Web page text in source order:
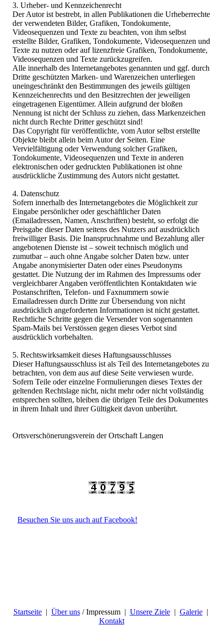
3. Urheber- und Kennzeichenrecht
Der Autor ist bestrebt, in allen Publikationen die Urheberrechte
der verwendeten Bilder, Grafiken, Tondokumente,
Videosequenzen und Texte zu beachten, von ihm selbst
erstellte Bilder, Grafiken, Tondokumente, Videosequenzen und
Texte zu nutzen oder auf lizenzfreie Grafiken, Tondokumente,
Videosequenzen und Texte zurückzugreifen.
Alle innerhalb des Internetangebotes genannten und ggf. durch
Dritte geschützten Marken- und Warenzeichen unterliegen
uneingeschränkt den Bestimmungen des jeweils gültigen
Kennzeichenrechts und den Besitzrechten der jeweiligen
eingetragenen Eigentümer. Allein aufgrund der bloßen
Nennung ist nicht der Schluss zu ziehen, dass Markenzeichen
nicht durch Rechte Dritter geschützt sind!
Das Copyright für veröffentlichte, vom Autor selbst erstellte
Objekte bleibt allein beim Autor der Seiten. Eine
Vervielfältigung oder Verwendung solcher Grafiken,
Tondokumente, Videosequenzen und Texte in anderen
elektronischen oder gedruckten Publikationen ist ohne
ausdrückliche Zustimmung des Autors nicht gestattet.
4. Datenschutz
Sofern innerhalb des Internetangebotes die Möglichkeit zur
Eingabe persönlicher oder geschäftlicher Daten
(Emailadressen, Namen, Anschriften) besteht, so erfolgt die
Preisgabe dieser Daten seitens des Nutzers auf ausdrücklich
freiwilliger Basis. Die Inanspruchnahme und Bezahlung aller
angebotenen Dienste ist – soweit technisch möglich und
zumutbar – auch ohne Angabe solcher Daten bzw. unter
Angabe anonymisierter Daten oder eines Pseudonyms
gestattet. Die Nutzung der im Rahmen des Impressums oder
vergleichbarer Angaben veröffentlichten Kontaktdaten wie
Postanschriften, Telefon- und Faxnummern sowie
Emailadressen durch Dritte zur Übersendung von nicht
ausdrücklich angeforderten Informationen ist nicht gestattet.
Rechtliche Schritte gegen die Versender von sogenannten
Spam-Mails bei Verstössen gegen dieses Verbot sind
ausdrücklich vorbehalten.
5. Rechtswirksamkeit dieses Haftungsausschlusses
Dieser Haftungsausschluss ist als Teil des Internetangebotes zu
betrachten, von dem aus auf diese Seite verwiesen wurde.
Sofern Teile oder einzelne Formulierungen dieses Textes der
geltenden Rechtslage nicht, nicht mehr oder nicht vollständig
entsprechen sollten, bleiben die übrigen Teile des Dokumentes
in ihrem Inhalt und ihrer Gültigkeit davon unberührt.
Ortsverschönerungsverein der Ortschaft Langen
Besuchen Sie uns auch auf Facebook!
Startseite| Über uns/ Impressum | Unsere Ziele| Galerie|
Kontakt